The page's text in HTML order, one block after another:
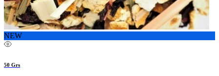
NEW
50 Grs